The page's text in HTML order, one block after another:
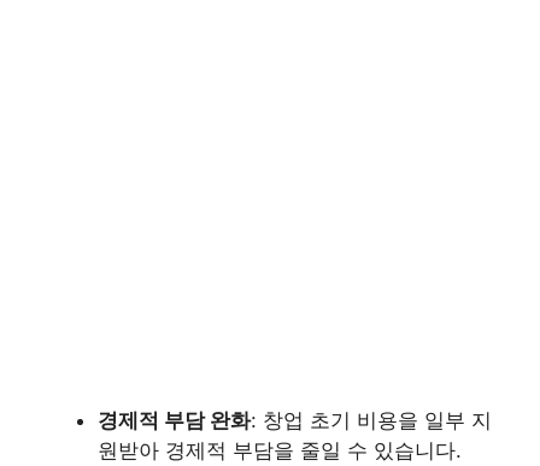
경제적 부담 완화: 창업 초기 비용을 일부 지
원받아 경제적 부담을 줄일 수 있습니다.